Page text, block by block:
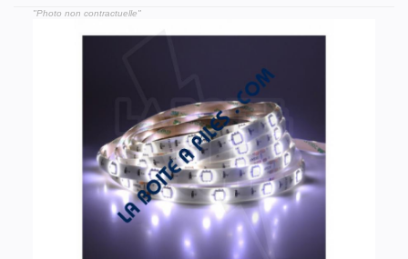
"Photo non contractuelle"